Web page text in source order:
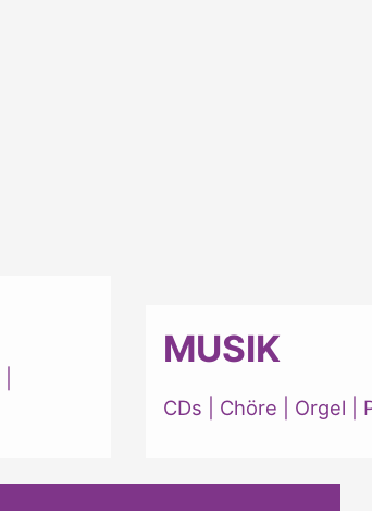
MUSIK
CDs Chöre Orgel